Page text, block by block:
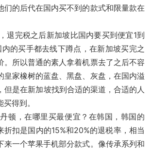
们的后代在国内买不到的款式和限量款在
退完税之后新加坡比国内要买到便宜1到
的买手都去线下蹲点，在新加坡买完之
。所以普通的素人拿着机票去了之后不容
皇家橡树的蓝盘、黑盘、灰盘，在国内溢
但是在新加坡找到合适的渠道，合适的人
得到。
顿，在哪里买最便宜？在韩国，韩国的
折扣是国内的15%和20%的退税率，相当
来一个苹果手机部分款式。像传承系列和